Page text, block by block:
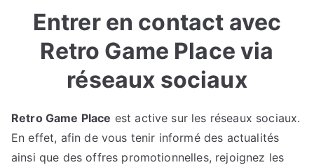
Entrer en contact avec
Retro Game Place via
réseaux sociaux
Retro Game Place est active sur les réseaux sociaux.
En effet, afin de vous tenir informé des actualités
ainsi que des offres promotionnelles, rejoignez les